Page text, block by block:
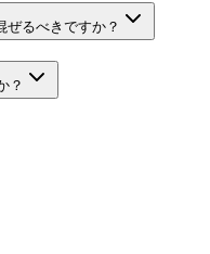
ぜるべきですか？
？